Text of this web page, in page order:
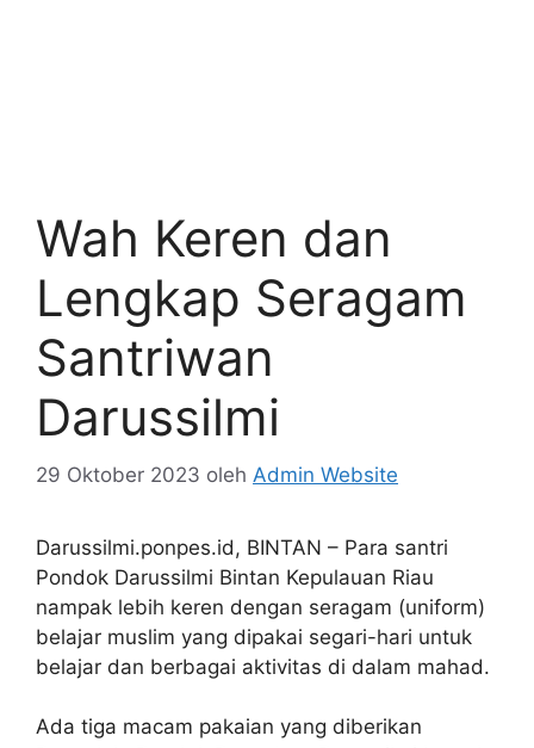
Wah Keren dan
Lengkap Seragam
Santriwan
Darussilmi
29 Oktober 2023 oleh Admin Website
Darussilmi.ponpes.id, BINTAN – Para santri
Pondok Darussilmi Bintan Kepulauan Riau
nampak lebih keren dengan seragam (uniform)
belajar muslim yang dipakai segari-hari untuk
belajar dan berbagai aktivitas di dalam mahad.
Ada tiga macam pakaian yang diberikan